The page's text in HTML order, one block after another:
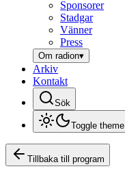
Sponsorer
Stadgar
Vänner
Press
Om radion▾
Arkiv
Kontakt
Sök
Toggle theme
Tillbaka till program